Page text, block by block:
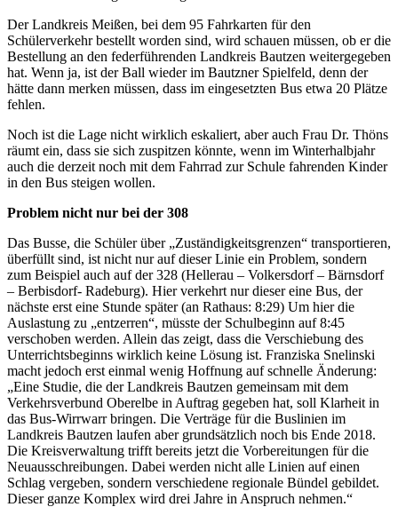
Der Landkreis Meißen, bei dem 95 Fahrkarten für den
Schülerverkehr bestellt worden sind, wird schauen müssen, ob er die
Bestellung an den federführenden Landkreis Bautzen weitergegeben
hat. Wenn ja, ist der Ball wieder im Bautzner Spielfeld, denn der
hätte dann merken müssen, dass im eingesetzten Bus etwa 20 Plätze
fehlen.
Noch ist die Lage nicht wirklich eskaliert, aber auch Frau Dr. Thöns
räumt ein, dass sie sich zuspitzen könnte, wenn im Winterhalbjahr
auch die derzeit noch mit dem Fahrrad zur Schule fahrenden Kinder
in den Bus steigen wollen.
Problem nicht nur bei der 308
Das Busse, die Schüler über „Zuständigkeitsgrenzen“ transportieren,
überfüllt sind, ist nicht nur auf dieser Linie ein Problem, sondern
zum Beispiel auch auf der 328 (Hellerau – Volkersdorf – Bärnsdorf
– Berbisdorf- Radeburg). Hier verkehrt nur dieser eine Bus, der
nächste erst eine Stunde später (an Rathaus: 8:29) Um hier die
Auslastung zu „entzerren“, müsste der Schulbeginn auf 8:45
verschoben werden. Allein das zeigt, dass die Verschiebung des
Unterrichtsbeginns wirklich keine Lösung ist. Franziska Snelinski
macht jedoch erst einmal wenig Hoffnung auf schnelle Änderung:
„Eine Studie, die der Landkreis Bautzen gemeinsam mit dem
Verkehrsverbund Oberelbe in Auftrag gegeben hat, soll Klarheit in
das Bus-Wirrwarr bringen. Die Verträge für die Buslinien im
Landkreis Bautzen laufen aber grundsätzlich noch bis Ende 2018.
Die Kreisverwaltung trifft bereits jetzt die Vorbereitungen für die
Neuausschreibungen. Dabei werden nicht alle Linien auf einen
Schlag vergeben, sondern verschiedene regionale Bündel gebildet.
Dieser ganze Komplex wird drei Jahre in Anspruch nehmen.“